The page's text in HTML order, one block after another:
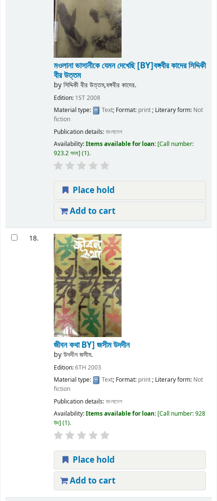
মওলানা ভাসানীকে যেমন দেখেছি[BY]বঙ্গবীর কাদের সিদ্দিকী
বীর উত্তম
byসিদ্দিকী বীর উত্তম,বঙ্গবীর কাদের.
Edition: 1ST 2008
Material type:
Text; Format: print; Literary form: Not
fiction
Publication details:বাংলাদেশ
Availability:Items available for loan: Call number:
923.2 সদম (1).
Place hold
Add to cart
18.
জীবন কথাBY] জসীম উদদীন
byউদদীন জসীম.
Edition:6TH 2003
Material type:
Text; Format: print; Literary form: Not
fiction
Publication details:বাংলাদেশ
Availability:Items available for loan: Call number:928
উদ (1).
Place hold
Add to cart